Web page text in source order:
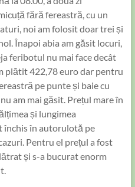
fără fereastră, cu un
noi am folosit doar trei și
Înapoi abia am găsit locuri,
feribotul nu mai face decât
plătit 422,78 euro dar pentru
pe punte și baie cu
am mai găsit. Prețul mare în
și lungimea
închis în autorulotă pe
Pentru el prețul a fost
și s-a bucurat enorm